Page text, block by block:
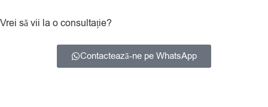
Vrei să vii la o consultație?
Contactează-ne pe WhatsApp